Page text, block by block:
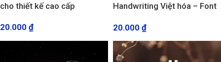
cho thiết kế cao cấp
20.000 ₫
Handwriting Việt hóa – Font
thiết kế
20.000 ₫